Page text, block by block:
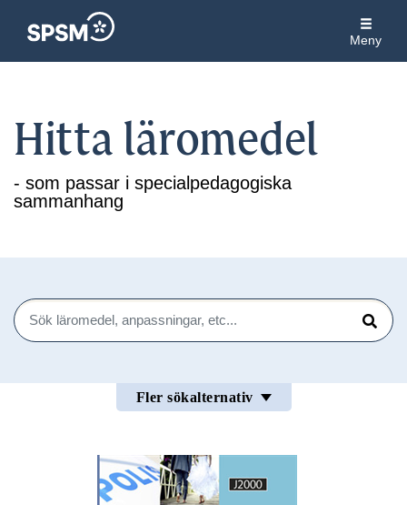
Meny
Hitta läromedel
- som passar i specialpedagogiska
sammanhang
Sök
Sök
Fler sökalternativ